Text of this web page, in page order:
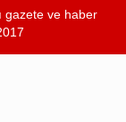
gazete ve haber